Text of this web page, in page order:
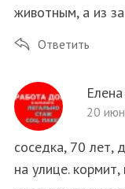
животным, а из
Ответить
20
соседка, 70 лет,
на улице.